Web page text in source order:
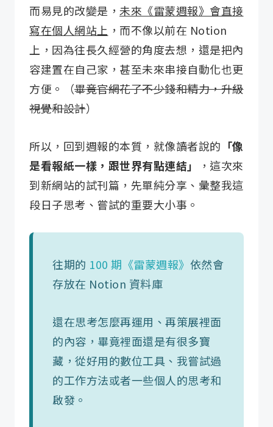
而易見的改變是， 未來《雷蒙週報》會直接
寫在個人網站上 ，而不像以前在 Notion
上，因為往長久經營的角度去想，還是把內
容建置在自己家，甚至未來串接自動化也更
方便。（畢竟官網花了不少錢和精力，升級
視覺和設計）
所以，回到週報的本質，就像讀者說的 「像
是看報紙一樣，跟世界有點連結」
，這次來
到新網站的試刊篇，先單純分享、彙整我這
段日子思考、嘗試的重要大小事。
往期的 100 期《雷蒙週報》 依然會
存放在 Notion 資料庫
還在思考怎麼再運用、再策展裡面
的內容，畢竟裡面還是有很多寶
藏，從好用的數位工具、我嘗試過
的工作方法或者一些個人的思考和
啟發。